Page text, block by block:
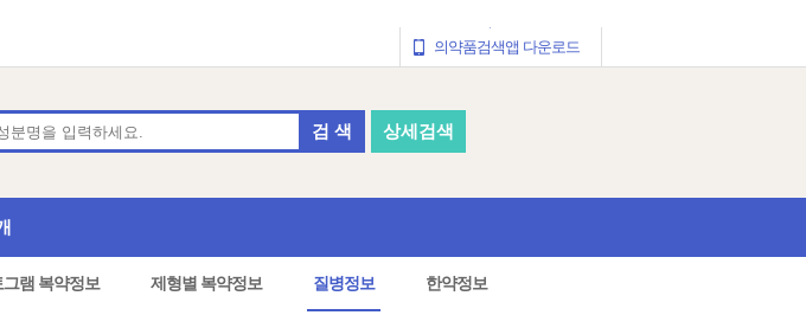
의약품검색앱 다운로드
검 색 상세검색
그램 복약정보 제형별 복약정보 질병정보 한약정보